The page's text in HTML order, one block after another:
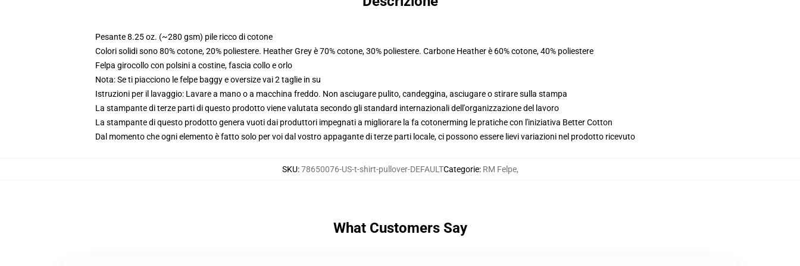
Pesante 8.25 oz. (~280 gsm) pile ricco di cotone
Colori solidi sono 80% cotone, 20% poliestere. Heather Grey è 70% cotone, 30% poliestere. Carbone Heather è 60% cotone, 40% poliestere
Felpa girocollo con polsini a costine, fascia collo e orlo
Nota: Se ti piacciono le felpe baggy e oversize vai 2 taglie in su
Istruzioni per il lavaggio: Lavare a mano o a macchina freddo. Non asciugare pulito, candeggina, asciugare o stirare sulla stampa
La stampante di terze parti di questo prodotto viene valutata secondo gli standard internazionali dell'organizzazione del lavoro
La stampante di questo prodotto genera vuoti dai produttori impegnati a migliorare la fa cotonerming le pratiche con l'iniziativa Better Cotton
Dal momento che ogni elemento è fatto solo per voi dal vostro appagante di terze parti locale, ci possono essere lievi variazioni nel prodotto ricevuto
SKU:78650076-US-t-shirt-pullover-DEFAULTCategorie: RM Felpe,
What Customers Say